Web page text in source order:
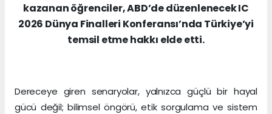
kazanan öğrenciler, ABD’de düzenlenecek IC
2026 Dünya Finalleri Konferansı’nda Türkiye’yi
temsil etme hakkı elde etti.
Dereceye giren senaryolar, yalnızca güçlü bir hayal
gücü değil; bilimsel öngörü, etik sorgulama ve sistem